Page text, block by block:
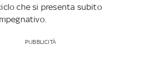
che si presenta subito
PUBBLICITÀ